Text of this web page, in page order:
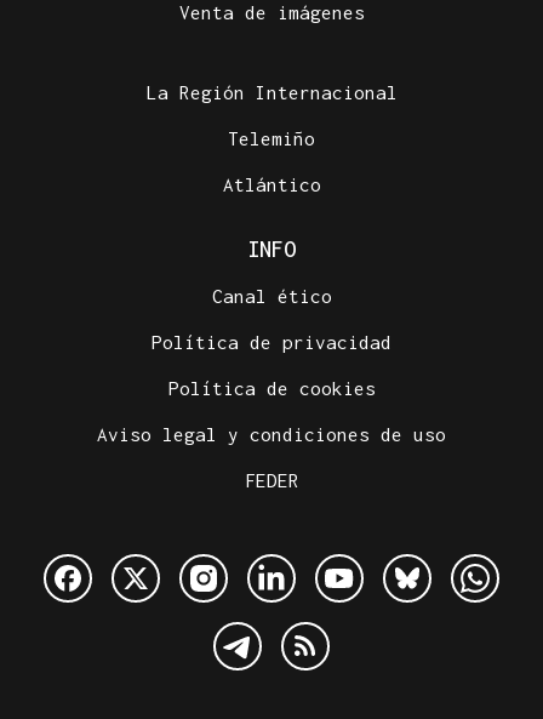
Venta de imágenes
La Región Internacional
Telemiño
Atlántico
INFO
Canal ético
Política de privacidad
Política de cookies
Aviso legal y condiciones de uso
FEDER